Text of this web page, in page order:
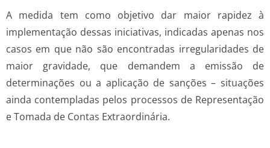
A medida tem como objetivo dar maior rapidez à
implementação dessas iniciativas, indicadas apenas nos
casos em que não são encontradas irregularidades de
maior gravidade, que demandem a emissão de
determinações ou a aplicação de sanções – situações
ainda contempladas pelos processos de Representação
e Tomada de Contas Extraordinária.